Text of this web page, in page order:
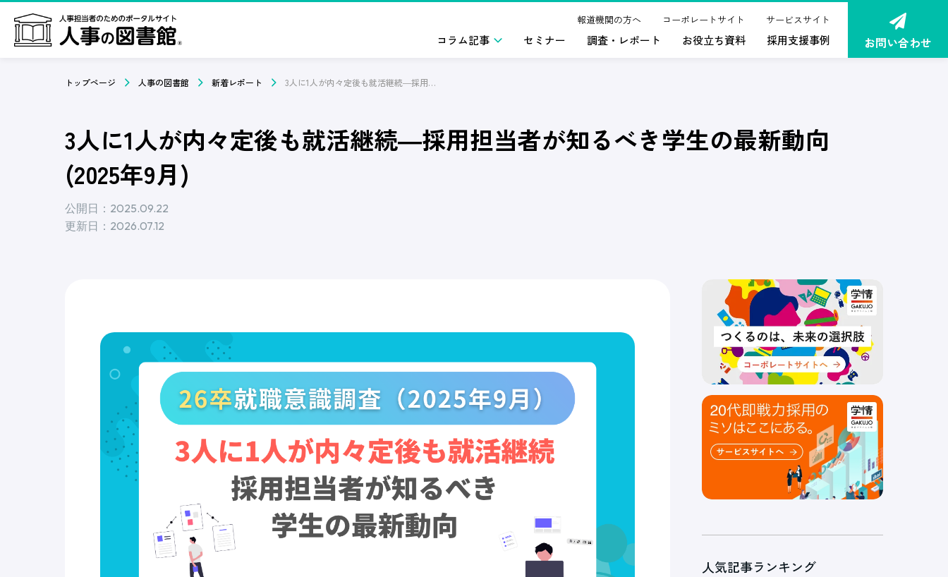
報道機関の方へ コーポレートサイト サービスサイト
コラム記事 セミナー 調査・レポート お役立ち資料 採用支援事例 お問い合わせ
トップページ 人事の図書館 新着レポート 3人に1人が内々定後も就活継続―採用担当者が知るべき学生の最新動向(2025年9月)
3人に1人が内々定後も就活継続―採用担当者が知るべき学生の最新動向
(2025年9月)
公開日：2025.09.22
更新日：2026.07.12
人気記事ランキング